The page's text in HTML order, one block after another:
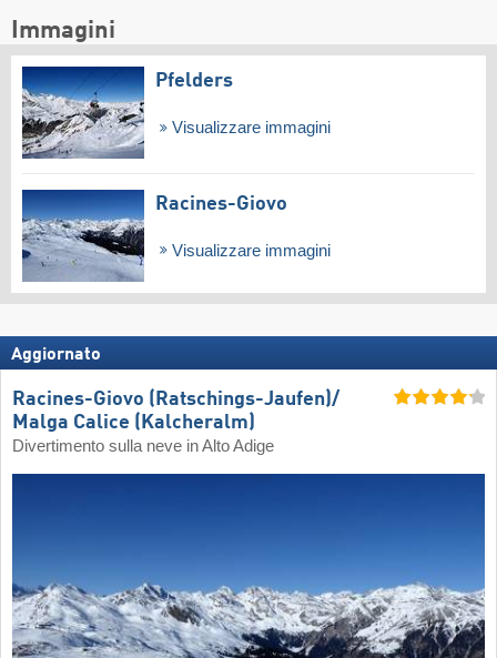
Immagini
Pfelders
Visualizzare immagini
Racines-Giovo
Visualizzare immagini
Aggiornato
Racines-Giovo (Ratschings-Jaufen)/​
Malga Calice (Kalcheralm)
Divertimento sulla neve in Alto Adige